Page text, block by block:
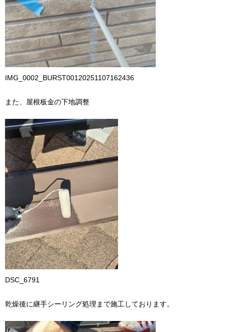
IMG_0002_BURST00120251107162436
また、屋根板金の下地調整
DSC_6791
乾燥後に継手シーリング処理まで施工しております。